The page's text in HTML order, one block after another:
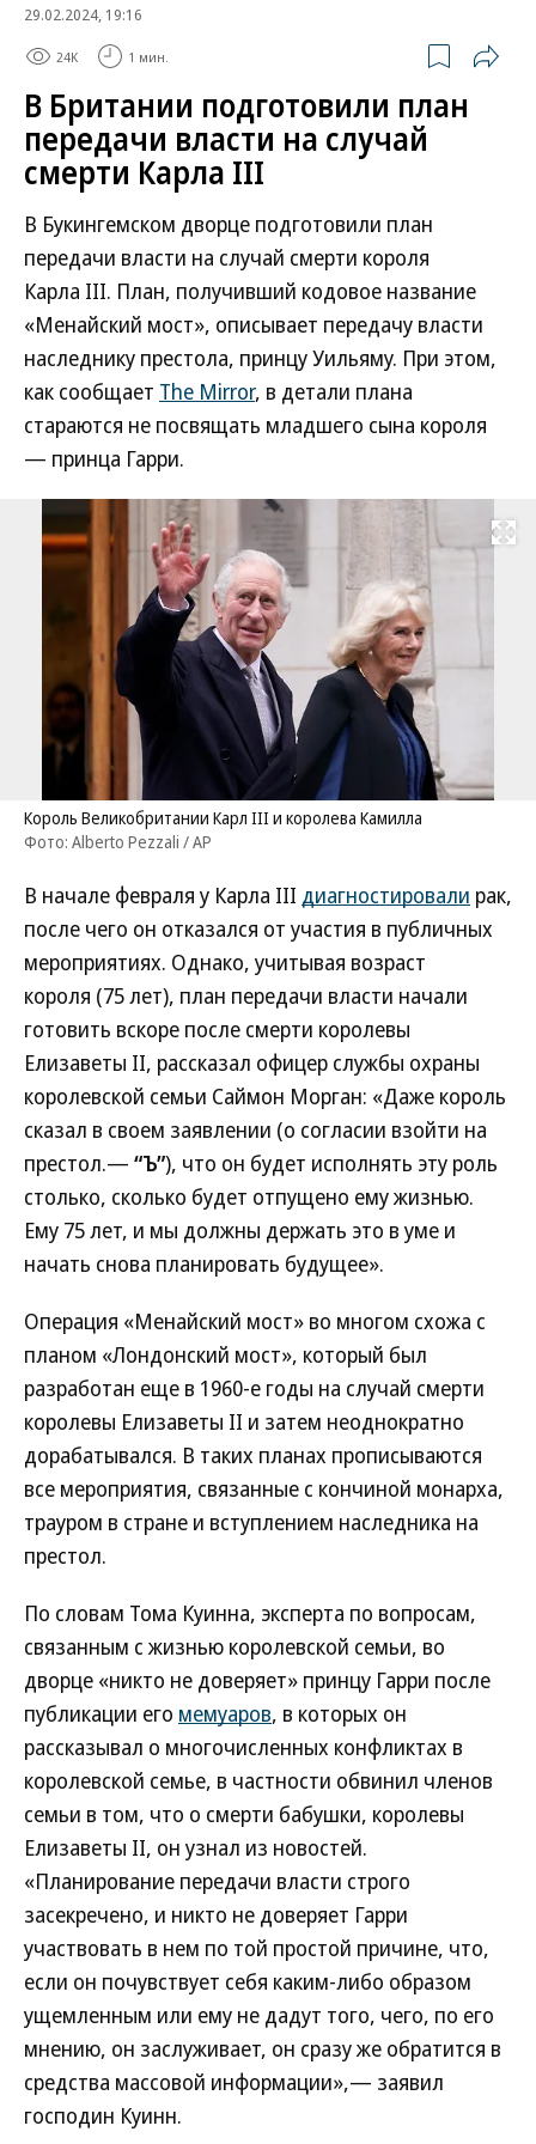
29.02.2024, 19:16
24K 1 мин.
В Британии подготовили план
передачи власти на случай
смерти Карла III
В Букингемском дворце подготовили план
передачи власти на случай смерти короля
Карла III. План, получивший кодовое название
«Менайский мост», описывает передачу власти
наследнику престола, принцу Уильяму. При этом,
как сообщает The Mirror, в детали плана
стараются не посвящать младшего сына короля
— принца Гарри.
Развернуть
Король Великобритании Карл III и королева Камилла
Фото: Alberto Pezzali / AP
В начале февраля у Карла III диагностировали рак,
после чего он отказался от участия в публичных
мероприятиях. Однако, учитывая возраст
короля (75 лет), план передачи власти начали
готовить вскоре после смерти королевы
Елизаветы II, рассказал офицер службы охраны
королевской семьи Саймон Морган: «Даже король
сказал в своем заявлении (о согласии взойти на
престол.— “Ъ”), что он будет исполнять эту роль
столько, сколько будет отпущено ему жизнью.
Ему 75 лет, и мы должны держать это в уме и
начать снова планировать будущее».
Операция «Менайский мост» во многом схожа с
планом «Лондонский мост», который был
разработан еще в 1960-е годы на случай смерти
королевы Елизаветы II и затем неоднократно
дорабатывался. В таких планах прописываются
все мероприятия, связанные с кончиной монарха,
трауром в стране и вступлением наследника на
престол.
По словам Тома Куинна, эксперта по вопросам,
связанным с жизнью королевской семьи, во
дворце «никто не доверяет» принцу Гарри после
публикации его мемуаров, в которых он
рассказывал о многочисленных конфликтах в
королевской семье, в частности обвинил членов
семьи в том, что о смерти бабушки, королевы
Елизаветы II, он узнал из новостей.
«Планирование передачи власти строго
засекречено, и никто не доверяет Гарри
участвовать в нем по той простой причине, что,
если он почувствует себя каким-либо образом
ущемленным или ему не дадут того, чего, по его
мнению, он заслуживает, он сразу же обратится в
средства массовой информации»,— заявил
господин Куинн.